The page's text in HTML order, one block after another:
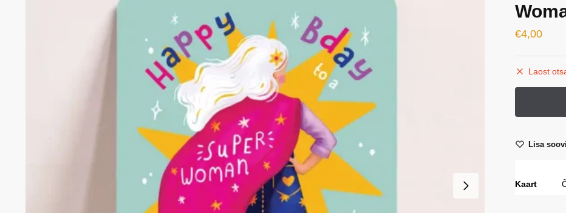
€4,00
Laost
Lisa
Kaart